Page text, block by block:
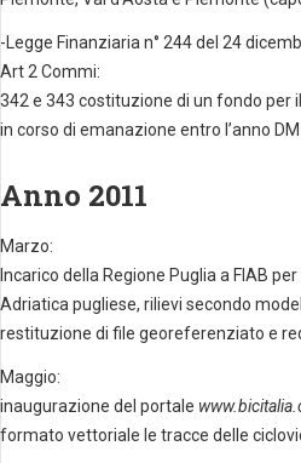
-Legge Finanziaria n° 244 del 24
Art 2 Commi:
342 e 343 costituzione di un fondo per
in corso di emanazione entro l’anno
Anno 2011
Marzo:
Incarico della Regione Puglia a FIAB
Adriatica pugliese, rilievi secondo
restituzione di file georeferenziato e
Maggio:
inaugurazione del portale
formato vettoriale le tracce delle